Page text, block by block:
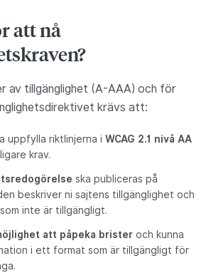
att nå
av tillgänglighet (A-AAA) och för
krävs att:
uppfylla riktlinjerna i WCAG 2.1 nivå AA
krav.
ska publiceras på
beskriver ni sajtens tillgänglighet och
inte är tillgängligt.
att påpeka brister och kunna
i ett format som är tillgängligt för